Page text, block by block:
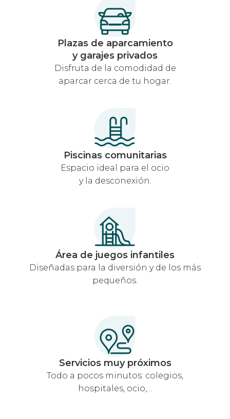
Plazas de aparcamiento
y garajes privados
Disfruta de la comodidad de
aparcar cerca de tu hogar.
Piscinas comunitarias
Espacio ideal para el ocio
y la desconexión.
Área de juegos infantiles
Diseñadas para la diversión y de los más
pequeños.
Servicios muy próximos
Todo a pocos minutos: colegios,
hospitales, ocio,…